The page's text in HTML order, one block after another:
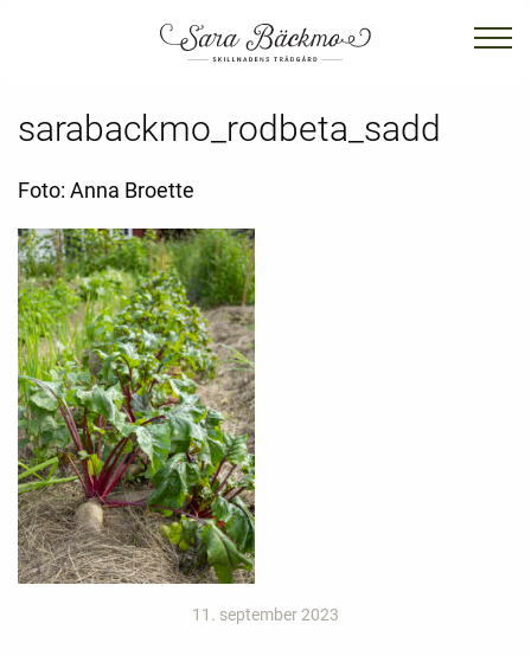
sarabackmo_rodbeta_sadd
Foto: Anna Broette
11. september 2023